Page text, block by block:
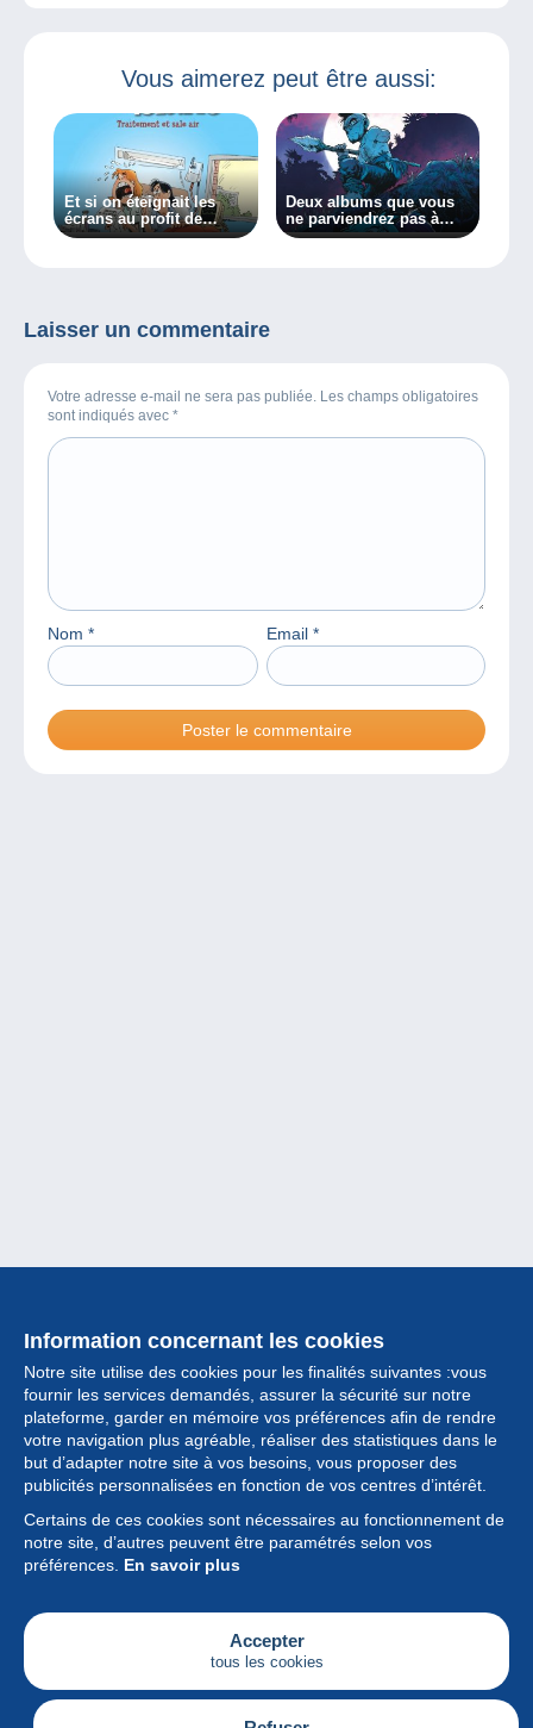
Vous aimerez peut être aussi:
Et si on éteignait les
écrans au profit de
super bandes dessinées
Deux albums que vous
ne parviendrez pas à
lâcher !
Laisser un commentaire
Votre adresse e-mail ne sera pas publiée. Les champs obligatoires
sont indiqués avec *
Nom * Email *
Information concernant les cookies
Notre site utilise des cookies pour les finalités suivantes :vous
fournir les services demandés, assurer la sécurité sur notre
plateforme, garder en mémoire vos préférences afin de rendre
votre navigation plus agréable, réaliser des statistiques dans le
but d’adapter notre site à vos besoins, vous proposer des
publicités personnalisées en fonction de vos centres d’intérêt.
Certains de ces cookies sont nécessaires au fonctionnement de
notre site, d’autres peuvent être paramétrés selon vos
préférences. En savoir plus
Accepter
tous les cookies
Collection
Actualités
Fonctionnalités
Société
Services